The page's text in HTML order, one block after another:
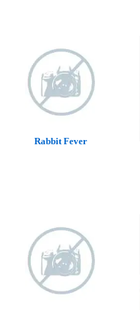
Rabbit Fever